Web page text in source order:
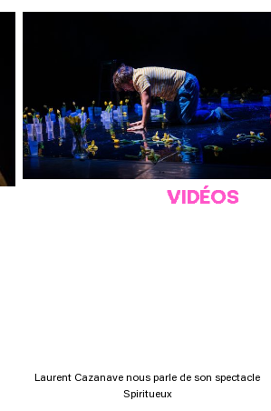
VIDÉOS
Laurent Cazanave nous parle de son spectacle
Spiritueux